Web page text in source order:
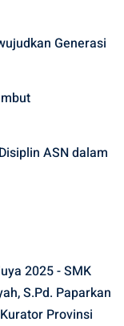
Generasi
ASN dalam
2025 - SMK
S.Pd. Paparkan
Provinsi